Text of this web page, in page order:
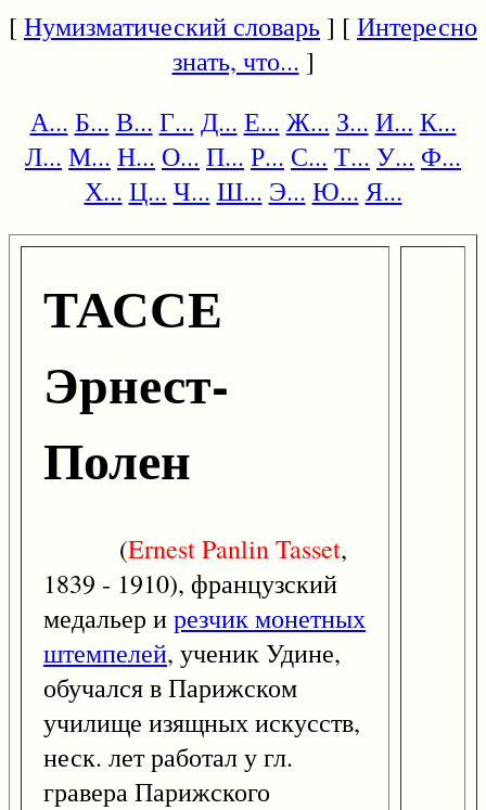
[Нумизматический словарь] [Интересно
знать, что... ]
А... Б... В... Г... Д... Е... Ж... З... И... К...
Л... М... Н... О... П... Р... С... Т... У... Ф...
Х... Ц... Ч... Ш... Э... Ю... Я...
ТАССЕ
Эрнест-
Полен
(ErnestPanlinTasset,
1839 - 1910), французский
медальер ирезчик монетных
штемпелей, ученик Удине,
обучался в Парижском
училище изящных искусств,
неск. лет работал у гл.
гравера Парижского